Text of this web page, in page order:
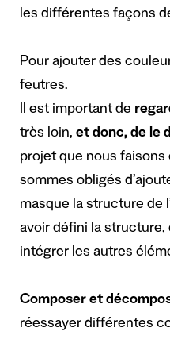
les différentes façons
Pour ajouter des
feutres.
Il est important de
très loin, et donc, de le
projet que nous faisons
sommes obligés
masque la structure de
avoir défini la structure,
intégrer les autres
Composer et
réessayer différentes